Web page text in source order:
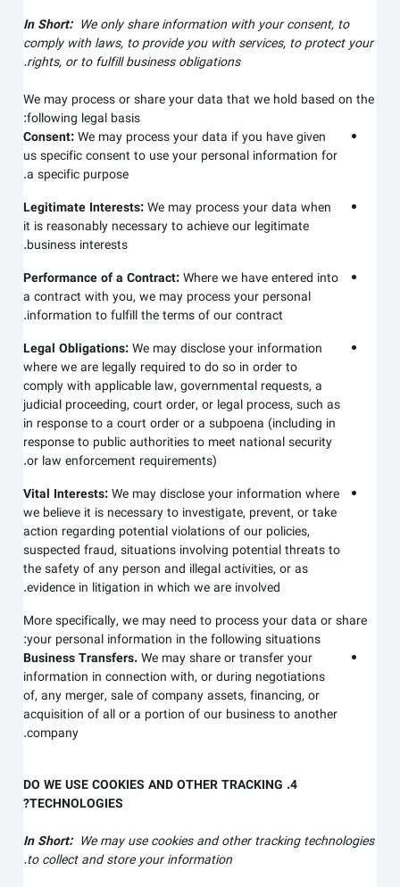
In Short:We only share information with your consent, to
comply with laws, to provide you with services, to protect your
rights, or to fulfill business obligations.
We may process or share your data that we hold based on the
following legal basis:
Consent:We may process your data if you have given
us specific consent to use your personal information for
a specific purpose.
Legitimate Interests:We may process your data when
it is reasonably necessary to achieve our legitimate
business interests.
Performance of a Contract:Where we have entered into
a contract with you, we may process your personal
information to fulfill the terms of our contract.
Legal Obligations:We may disclose your information
where we are legally required to do so in order to
comply with applicable law, governmental requests, a
judicial proceeding, court order, or legal process, such as
in response to a court order or a subpoena (including in
response to public authorities to meet national security
or law enforcement requirements).
Vital Interests:We may disclose your information where
we believe it is necessary to investigate, prevent, or take
action regarding potential violations of our policies,
suspected fraud, situations involving potential threats to
the safety of any person and illegal activities, or as
evidence in litigation in which we are involved.
More specifically, we may need to process your data or share
your personal information in the following situations:
Business Transfers.We may share or transfer your
information in connection with, or during negotiations
of, any merger, sale of company assets, financing, or
acquisition of all or a portion of our business to another
company.
4. DO WE USE COOKIES AND OTHER TRACKING
TECHNOLOGIES?
In Short:We may use cookies and other tracking technologies
to collect and store your information.